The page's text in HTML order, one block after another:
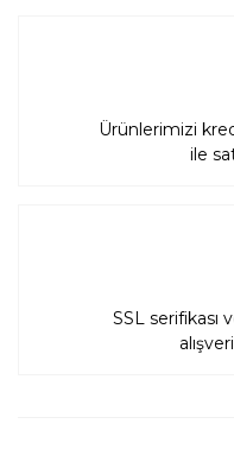
Ürünlerimizi
ile
SSL serifikası